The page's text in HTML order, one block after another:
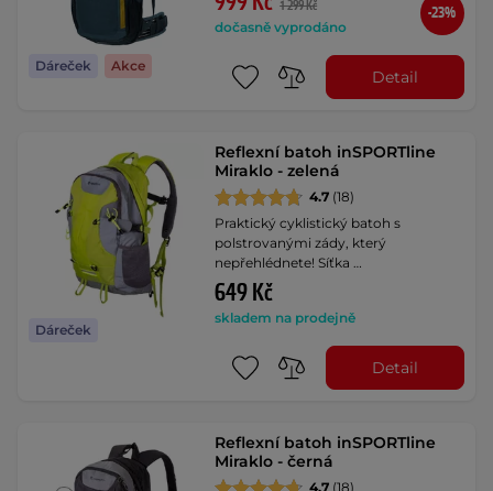
Dáreček Akce
1 299 Kč
dočasně vyprodáno
-23%
Detail
Dáreček
Reflexní batoh inSPORTline
Miraklo - zelená
4.7 (18)
Praktický cyklistický batoh s
polstrovanými zády, který
nepřehlédnete! Síťka …
649 Kč
skladem na prodejně
Detail
Reflexní batoh inSPORTline
Miraklo - černá
4.7 (18)